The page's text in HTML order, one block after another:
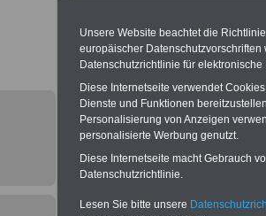
(Beamte &
geben (Medienberichten
mind.3.000 und 13.000
hierzu eine Broschüre
des Gesetzentwurfs der
(wahrscheinlich im
Broschüre.
Meldung
Unsere Website beachtet die
europäischer
Datenschutzrichtlinie für
Diese Internetseite verwendet
Dienste und Funktionen
Personalisierung von Anzeigen
personalisierte Werbung genutzt.
Diese Internetseite macht Gebrauch
Datenschutzrichtlinie.
Lesen Sie bitte unsere